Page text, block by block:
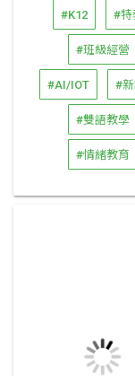
#K12 #特
#班級經營
#AI/IOT #
#雙語教學
#情緒教育